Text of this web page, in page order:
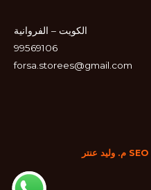
الكويت – الفروانية
99569106
forsa.storees@gmail.com